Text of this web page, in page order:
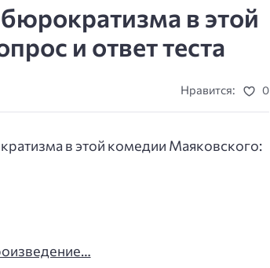
в этой
и ответ теста
Нравится: 0
в этой комедии Маяковского: